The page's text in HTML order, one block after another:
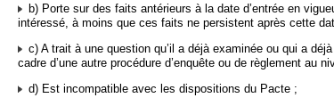
b) Porte sur des faits antérieurs à la date d’entrée en
intéressé, à moins que ces faits ne persistent après cette
c) A trait à une question qu’il a déjà examinée ou qui a
cadre d’une autre procédure d’enquête ou de règlement au
d) Est incompatible avec les dispositions du Pacte ;